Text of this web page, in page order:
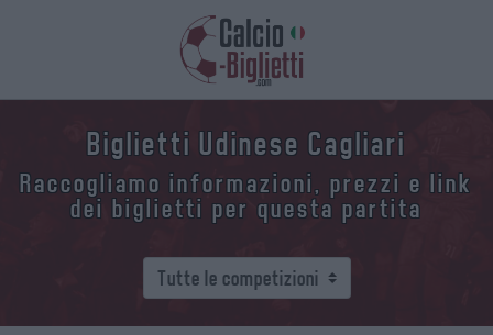
Biglietti Udinese Cagliari
Raccogliamo informazioni, prezzi e link
dei biglietti per questa partita